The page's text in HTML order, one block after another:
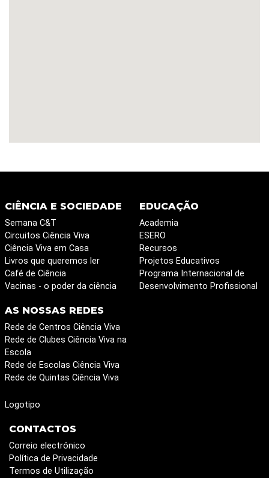
CIÊNCIA E SOCIEDADE
Semana C&T
Circuitos Ciência Viva
Ciência Viva em Casa
Livros que queremos ler
Café de Ciência
Vacinas - o poder da ciência
EDUCAÇÃO
Academia
ESERO
Recursos
Projetos Educativos
Programa Internacional de
Desenvolvimento Profissional
AS NOSSAS REDES
Rede de Centros Ciência Viva
Rede de Clubes Ciência Viva na
Escola
Rede de Escolas Ciência Viva
Rede de Quintas Ciência Viva
Logotipo
CONTACTOS
Correio electrónico
Política de Privacidade
Termos de Utilização